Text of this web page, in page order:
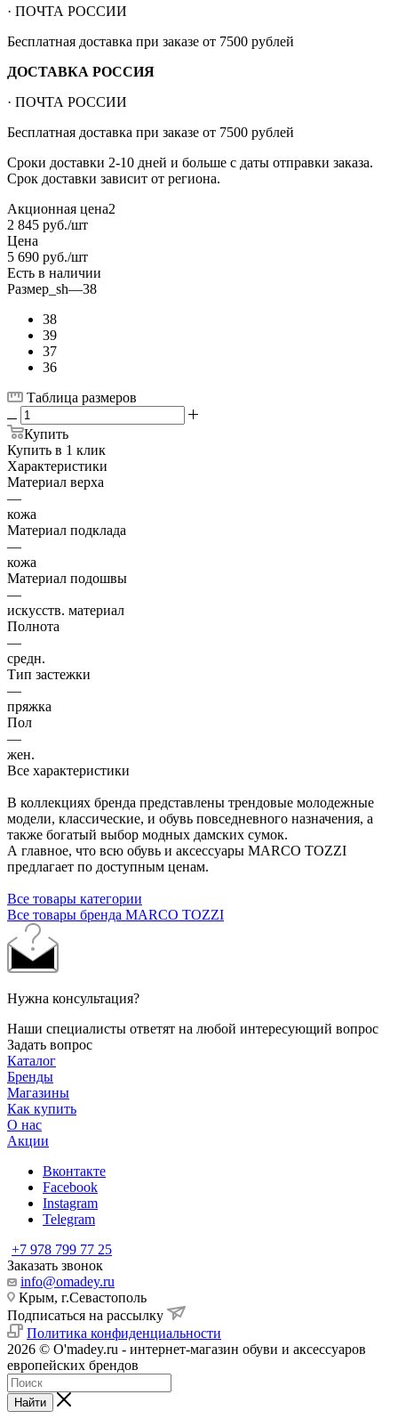
· ПОЧТА РОССИИ
Бесплатная доставка при заказе от 7500 рублей
ДОСТАВКА РОССИЯ
· ПОЧТА РОССИИ
Бесплатная доставка при заказе от 7500 рублей
Сроки доставки 2-10 дней и больше с даты отправки заказа.
Срок доставки зависит от региона.
Акционная цена2
2 845 руб./шт
Цена
5 690 руб./шт
Есть в наличии
Размер_sh—38
38
39
37
36
Таблица размеров
Купить
Купить в 1 клик
Характеристики
Материал верха
—
кожа
Материал подклада
—
кожа
Материал подошвы
—
искусств. материал
Полнота
—
средн.
Тип застежки
—
пряжка
Пол
—
жен.
Все характеристики
В коллекциях бренда представлены трендовые молодежные
модели, классические, и обувь повседневного назначения, а
также богатый выбор модных дамских сумок.
А главное, что всю обувь и аксессуары MARCO TOZZI
предлагает по доступным ценам.
Все товары категории
Все товары бренда MARCO TOZZI
Нужна консультация?
Наши специалисты ответят на любой интересующий вопрос
Задать вопрос
Каталог
Бренды
Магазины
Как купить
О нас
Акции
Вконтакте
Facebook
Instagram
Telegram
+7 978 799 77 25
Заказать звонок
info@omadey.ru
Крым, г.Севастополь
Подписаться на рассылку
Политика конфиденциальности
2026 © O'madey.ru - интернет-магазин обуви и аксессуаров
европейских брендов
Найти